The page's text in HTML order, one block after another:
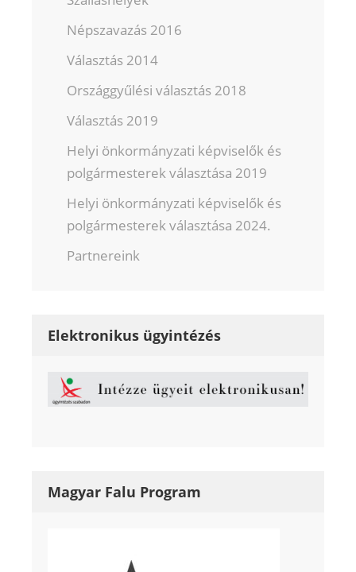
Népszavazás 2016
Választás 2014
Országgyűlési választás 2018
Választás 2019
Helyi önkormányzati képviselők és
polgármesterek választása 2019
Helyi önkormányzati képviselők és
polgármesterek választása 2024.
Partnereink
Elektronikus ügyintézés
Magyar Falu Program